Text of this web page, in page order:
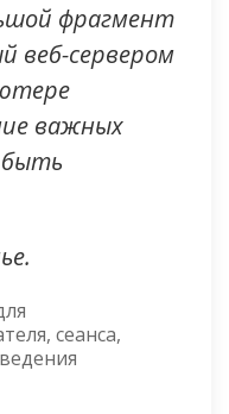
фрагмент
веб-сервером
важных
сеанса,